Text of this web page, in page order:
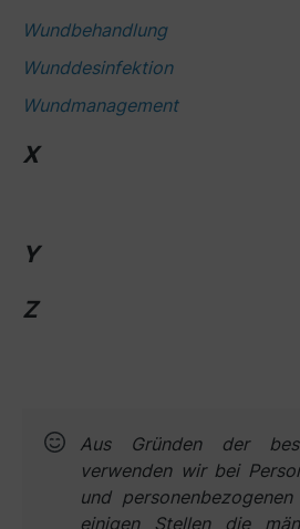
Wundbehandlung
Wunddesinfektion
Wundmanagement
X
Y
Z
Aus Gründen der
verwen­den wir bei
und
einigen Stellen die